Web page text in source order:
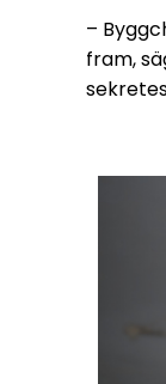
–
fram,